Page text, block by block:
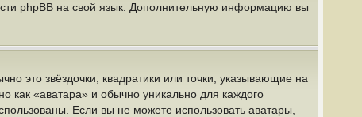
phpBB на свой язык. Дополнительную информацию вы
это звёздочки, квадратики или точки, указывающие на
как «аватара» и обычно уникально для каждого
Если вы не можете использовать аватары,